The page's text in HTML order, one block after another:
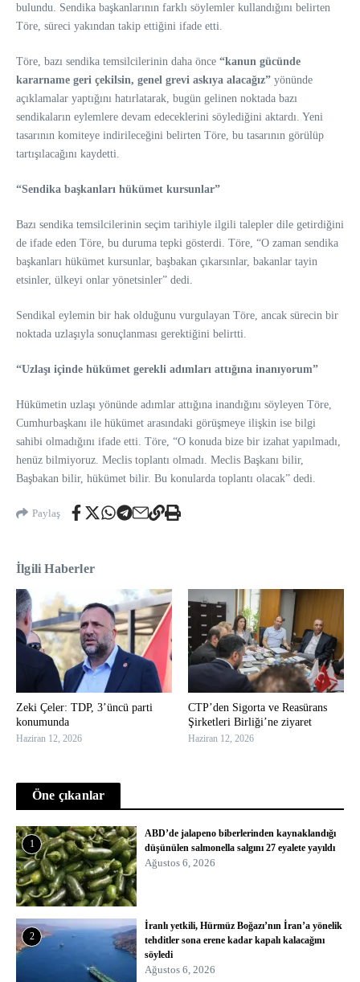
bulundu. Sendika başkanlarının farklı söylemler kullandığını belirten
Töre, süreci yakından takip ettiğini ifade etti.
Töre, bazı sendika temsilcilerinin daha önce “kanun gücünde
kararname geri çekilsin, genel grevi askıya alacağız” yönünde
açıklamalar yaptığını hatırlatarak, bugün gelinen noktada bazı
sendikaların eylemlere devam edeceklerini söylediğini aktardı. Yeni
tasarının komiteye indirileceğini belirten Töre, bu tasarının görülüp
tartışılacağını kaydetti.
“Sendika başkanları hükümet kursunlar”
Bazı sendika temsilcilerinin seçim tarihiyle ilgili talepler dile getirdiğini
de ifade eden Töre, bu duruma tepki gösterdi. Töre, “O zaman sendika
başkanları hükümet kursunlar, başbakan çıkarsınlar, bakanlar tayin
etsinler, ülkeyi onlar yönetsinler” dedi.
Sendikal eylemin bir hak olduğunu vurgulayan Töre, ancak sürecin bir
noktada uzlaşıyla sonuçlanması gerektiğini belirtti.
“Uzlaşı içinde hükümet gerekli adımları attığına inanıyorum”
Hükümetin uzlaşı yönünde adımlar attığına inandığını söyleyen Töre,
Cumhurbaşkanı ile hükümet arasındaki görüşmeye ilişkin ise bilgi
sahibi olmadığını ifade etti. Töre, “O konuda bize bir izahat yapılmadı,
henüz bilmiyoruz. Meclis toplantı olmadı. Meclis Başkanı bilir,
Başbakan bilir, hükümet bilir. Bu konularda toplantı olacak” dedi.
Paylaş
İlgili Haberler
Zeki Çeler: TDP, 3’üncü parti
konumunda
Haziran 12, 2026
CTP’den Sigorta ve Reasürans
Şirketleri Birliği’ne ziyaret
Haziran 12, 2026
Öne çıkanlar
1
ABD’de jalapeno biberlerinden kaynaklandığı
düşünülen salmonella salgını 27 eyalete yayıldı
Ağustos 6, 2026
2
İranlı yetkili, Hürmüz Boğazı’nın İran’a yönelik
tehditler sona erene kadar kapalı kalacağını
söyledi
Ağustos 6, 2026